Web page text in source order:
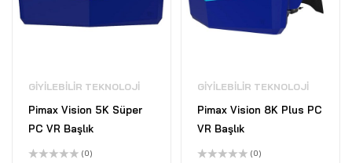
GIYILEBILIR TEKNOLOJI
Pimax Vision 5K Süper
PC VR Başlık
(0)
GIYILEBILIR TEKNOLOJI
Pimax Vision 8K Plus PC
VR Başlık
(0)